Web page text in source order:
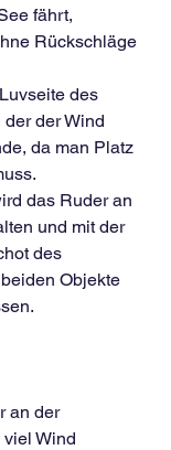
fährt,
Rückschläge
des
der Wind
da man Platz
das Ruder an
und mit der
des
Objekte
an der
Wind